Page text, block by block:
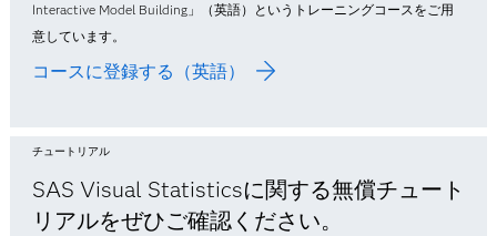
Interactive Model Building」（英語）というトレーニングコースをご用
意しています。
コースに登録する（英語）
チュートリアル
SAS Visual Statisticsに関する無償チュート
リアルをぜひご確認ください。